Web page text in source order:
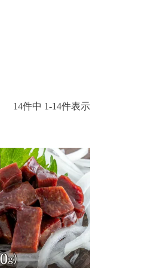
14件中 1-14件表示